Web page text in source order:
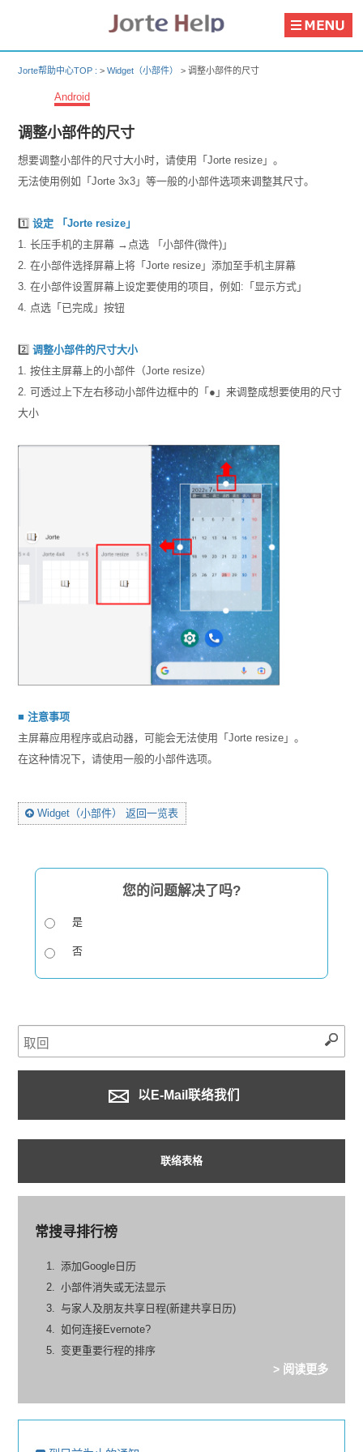
Jorte帮助中心TOP :>Widget（小部件） >调整小部件的尺寸
Android
调整小部件的尺寸
想要调整小部件的尺寸大小时，请使用「Jorte resize」。
无法使用例如「Jorte 3x3」等一般的小部件选项来调整其尺寸。
1️⃣设定 「Jorte resize」
1. 长压手机的主屏幕 →点选 「小部件(微件)」
2. 在小部件选择屏幕上将「Jorte resize」添加至手机主屏幕
3. 在小部件设置屏幕上设定要使用的项目，例如:「显示方式」
4. 点选「已完成」按钮
2️⃣调整小部件的尺寸大小
1. 按住主屏幕上的小部件（Jorte resize）
2. 可透过上下左右移动小部件边框中的「●」来调整成想要使用的尺寸
大小
■ 注意事项
主屏幕应用程序或启动器，可能会无法使用「Jorte resize」。
在这种情况下，请使用一般的小部件选项。
Widget（小部件） 返回一览表
您的问题解决了吗?
是
否
以E-Mail联络我们
联络表格
常搜寻排行榜
添加Google日历
小部件消失或无法显示
与家人及朋友共享日程(新建共享日历)
如何连接Evernote?
变更重要行程的排序
> 阅读更多